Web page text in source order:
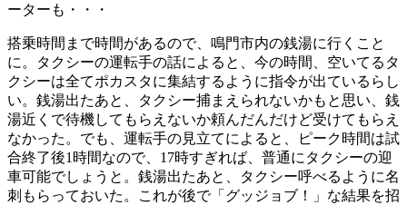
ーターも・・・
搭乗時間まで時間があるので、鳴門市内の銭湯に行くこと
に。タクシーの運転手の話によると、今の時間、空いてるタ
クシーは全てポカスタに集結するように指令が出ているらし
い。銭湯出たあと、タクシー捕まえられないかもと思い、銭
湯近くで待機してもらえないか頼んだんだけど受けてもらえ
なかった。でも、運転手の見立てによると、ピーク時間は試
合終了後1時間なので、17時すぎれば、普通にタクシーの迎
車可能でしょうと。銭湯出たあと、タクシー呼べるように名
刺もらっておいた。これが後で「グッジョブ！」な結果を招